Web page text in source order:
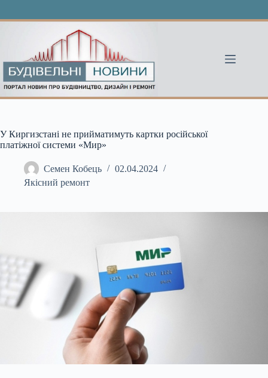
У Киргизстані не прийматимуть картки російської
платіжної системи «Мир»
Семен Кобець
02.04.2024
Якісний ремонт